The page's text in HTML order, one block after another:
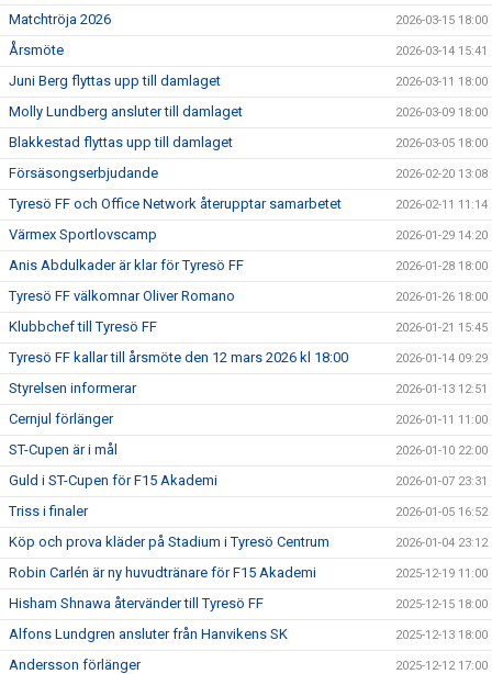
Matchtröja 2026 2026-03-15 18:00
Årsmöte 2026-03-14 15:41
Juni Berg flyttas upp till damlaget 2026-03-11 18:00
Molly Lundberg ansluter till damlaget 2026-03-09 18:00
Blakkestad flyttas upp till damlaget 2026-03-05 18:00
Försäsongserbjudande 2026-02-20 13:08
Tyresö FF och Office Network återupptar samarbetet 2026-02-11 11:14
Värmex Sportlovscamp 2026-01-29 14:20
Anis Abdulkader är klar för Tyresö FF 2026-01-28 18:00
Tyresö FF välkomnar Oliver Romano 2026-01-26 18:00
Klubbchef till Tyresö FF 2026-01-21 15:45
Tyresö FF kallar till årsmöte den 12 mars 2026 kl 18:00 2026-01-14 09:29
Styrelsen informerar 2026-01-13 12:51
Cernjul förlänger 2026-01-11 11:00
ST-Cupen är i mål 2026-01-10 22:00
Guld i ST-Cupen för F15 Akademi 2026-01-07 23:31
Triss i finaler 2026-01-05 16:52
Köp och prova kläder på Stadium i Tyresö Centrum 2026-01-04 23:12
Robin Carlén är ny huvudtränare för F15 Akademi 2025-12-19 11:00
Hisham Shnawa återvänder till Tyresö FF 2025-12-15 18:00
Alfons Lundgren ansluter från Hanvikens SK 2025-12-13 18:00
Andersson förlänger 2025-12-12 17:00